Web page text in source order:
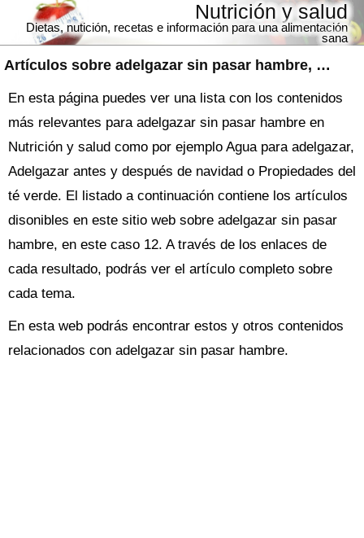
Artículos sobre adelgazar sin pasar hambre, nutrición y salud
Nutrición y salud
Dietas, nutición, recetas e información para una alimentación
sana
En esta página puedes ver una lista con los contenidos
más relevantes para adelgazar sin pasar hambre en
Nutrición y salud como por ejemplo Agua para adelgazar,
Adelgazar antes y después de navidad o Propiedades del
té verde. El listado a continuación contiene los artículos
disonibles en este sitio web sobre adelgazar sin pasar
hambre, en este caso 12. A través de los enlaces de
cada resultado, podrás ver el artículo completo sobre
cada tema.
En esta web podrás encontrar estos y otros contenidos
relacionados con adelgazar sin pasar hambre.